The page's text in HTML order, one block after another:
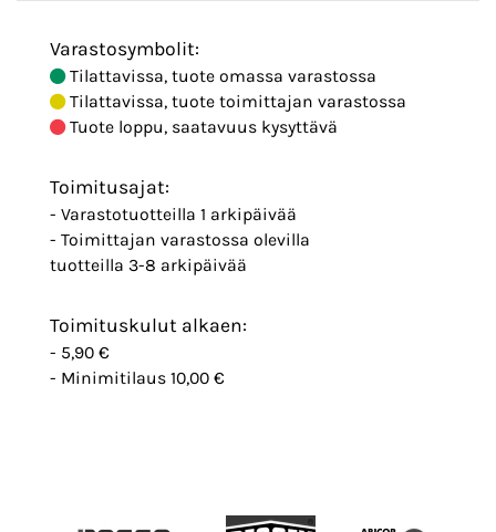
Varastosymbolit:
Tilattavissa, tuote omassa varastossa
Tilattavissa, tuote toimittajan varastossa
Tuote loppu, saatavuus kysyttävä
Toimitusajat:
- Varastotuotteilla 1 arkipäivää
- Toimittajan varastossa olevilla
tuotteilla 3-8 arkipäivää
Toimituskulut alkaen:
- 5,90 €
- Minimitilaus 10,00 €